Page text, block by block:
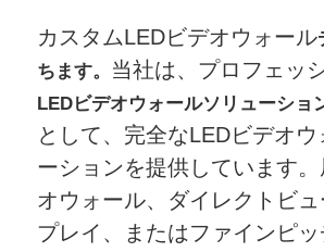
カスタムLEDビデオウォール
ちます。 当社は、プロフェッ
LEDビデオウォールソリューショ
として、完全なLEDビデオウ
ーションを提供しています
オウォール、ダイレクトビュ
プレイ、またはファインピ